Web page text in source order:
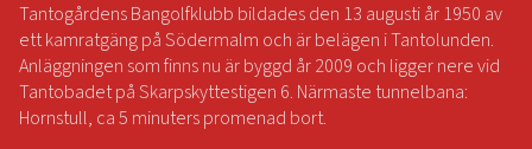
Tantogårdens Bangolfklubb bildades den 13 augusti år 1950 av
ett kamratgäng på Södermalm och är belägen i Tantolunden.
Anläggningen som finns nu är byggd år 2009 och ligger nere vid
Tantobadet på Skarpskyttestigen 6. Närmaste tunnelbana:
Hornstull, ca 5 minuters promenad bort.